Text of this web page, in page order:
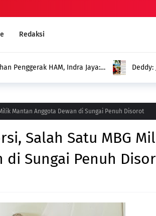
Redaksi
Penggerak HAM, Indra Jaya:
Mantan Anggota Dewan di Sungai Penuh Disorot
Salah Satu MBG
di Sungai Penuh